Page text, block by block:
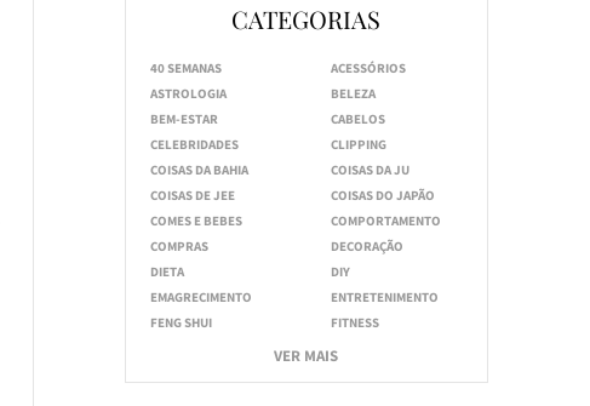
CATEGORIAS
40 SEMANAS
ACESSÓRIOS
ASTROLOGIA
BELEZA
BEM-ESTAR
CABELOS
CELEBRIDADES
CLIPPING
COISAS DA BAHIA
COISAS DA JU
COISAS DE JEE
COISAS DO JAPÃO
COMES E BEBES
COMPORTAMENTO
COMPRAS
DECORAÇÃO
DIETA
DIY
EMAGRECIMENTO
ENTRETENIMENTO
FENG SHUI
FITNESS
VER MAIS